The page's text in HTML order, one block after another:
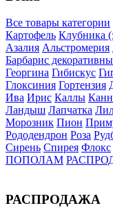
Все товары категории
Картофель Клубника
Азалия Альстромерия
Барбарис
Георгина Гибискус
Глоксиния Гортензия
Ива Ирис Каллы
Ландыш Лапчатка
Морозник Пион
Рододендрон Роза
Сирень Спирея Флокс
ПОПОЛАМ
РАСПРОДАЖА